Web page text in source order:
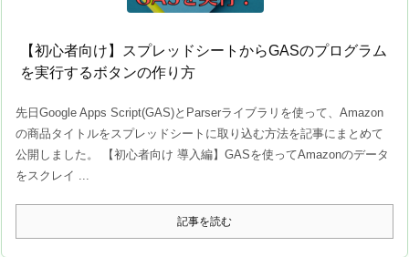
【初心者向け】スプレッドシートからGASのプログラム
を実行するボタンの作り方
先日Google Apps Script(GAS)とParserライブラリを使って、Amazon
の商品タイトルをスプレッドシートに取り込む方法を記事にまとめて
公開しました。 【初心者向け 導入編】GASを使ってAmazonのデータ
をスクレイ ...
記事を読む